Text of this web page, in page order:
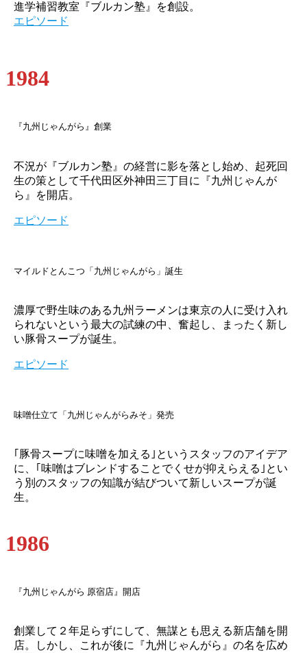
進学補習教室『ブルカン塾』を創設。
エピソード
1984
『九州じゃんがら』創業
不況が『ブルカン塾』の経営に影を落とし始め、起死回
生の策として千代田区外神田三丁目に『九州じゃんが
ら』を開店。
エピソード
マイルドとんこつ「九州じゃんがら」誕生
濃厚で野生味のある九州ラーメンは東京の人に受け入れ
られないという最大の試練の中、奮起し、まったく新し
い豚骨スープが誕生。
エピソード
味噌仕立て「九州じゃんがらみそ」発売
｢豚骨スープに味噌を加える｣というスタッフのアイデア
に、｢味噌はブレンドすることでくせが抑えらえる｣とい
う別のスタッフの知識が結びついて新しいスープが誕
生。
1986
『九州じゃんがら 原宿店』開店
創業して２年足らずにして、無謀とも思える新店舗を開
店。しかし、これが後に『九州じゃんがら』の名を広め